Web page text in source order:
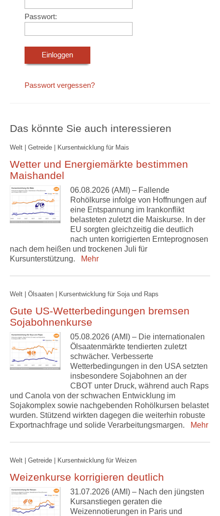
Passwort:
Passwort vergessen?
Das könnte Sie auch interessieren
Welt | Getreide | Kursentwicklung für Mais
Wetter und Energiemärkte bestimmen
Maishandel
06.08.2026 (AMI) – Fallende
Rohölkurse infolge von Hoffnungen auf
eine Entspannung im Irankonflikt
belasteten zuletzt die Maiskurse. In der
EU sorgten gleichzeitig die deutlich
nach unten korrigierten Ernteprognosen
nach dem heißen und trockenen Juli für
Kursunterstützung.
Mehr
Welt | Ölsaaten | Kursentwicklung für Soja und Raps
Gute US-Wetterbedingungen bremsen
Sojabohnenkurse
05.08.2026 (AMI) – Die internationalen
Ölsaatenmärkte tendierten zuletzt
schwächer. Verbesserte
Wetterbedingungen in den USA setzten
insbesondere Sojabohnen an der
CBOT unter Druck, während auch Raps
und Canola von der schwachen Entwicklung im
Sojakomplex sowie nachgebenden Rohölkursen belastet
wurden. Stützend wirkten dagegen die weiterhin robuste
Exportnachfrage und solide Verarbeitungsmargen.
Mehr
Welt | Getreide | Kursentwicklung für Weizen
Weizenkurse korrigieren deutlich
31.07.2026 (AMI) – Nach den jüngsten
Kursanstiegen geraten die
Weizennotierungen in Paris und